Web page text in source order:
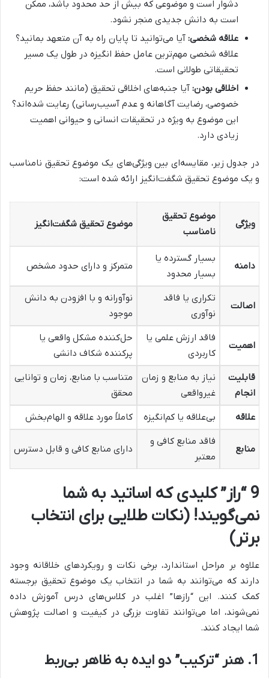
دشوار است و موضوعی که بیش از حد محدود باشد، ممکن
است به دانش جدیدی منجر نشود.
علاقه شخصی: آیا می‌توانید تا پایان راه به آن متعهد بمانید؟
علاقه شخصی مهم‌ترین عامل حفظ انگیزه در طول یک مسیر
تحقیقاتی طولانی است.
اخلاقی بودن: آیا جنبه‌های اخلاقی تحقیق (مانند حفظ حریم
خصوصی، رضایت آگاهانه و عدم آسیب‌رسانی) رعایت شده‌اند؟
این موضوع به ویژه در تحقیقات انسانی و حیوانی اهمیت
زیادی دارد.
در جدول زیر، مقایسه‌ای بین ویژگی‌های یک موضوع تحقیق نامناسب
و یک موضوع تحقیق شگفت‌انگیز ارائه شده است:
ویژگی
موضوع تحقیق
نامناسب
موضوع تحقیق شگفت‌انگیز
دامنه
بسیار گسترده یا
بسیار محدود
متمرکز و دارای حدود مشخص
اصالت
تکراری یا فاقد
نوآوری
نوآورانه و با افزودن به دانش
موجود
اهمیت
فاقد ارزش علمی یا
کاربردی
حل‌کننده مشکل واقعی یا
پرکننده شکاف دانشی
قابلیت
انجام
نیاز به منابع و زمان
غیرواقعی
متناسب با منابع، زمان و توانایی
محقق
علاقه
بی‌علاقه یا کم‌انگیزه کاملاً مورد علاقه و الهام‌بخش
منابع
فاقد منابع کافی و
معتبر
دارای منابع کافی و قابل دسترس
9 “راز” کلیدی که اساتید به شما
نمی‌گویند! (نکات طلایی برای انتخاب
برتر)
علاوه بر مراحل استاندارد، برخی نکات و رویکردهای خلاقانه وجود
دارند که می‌توانند به شما در انتخاب یک موضوع تحقیق برجسته
کمک کنند. این “رازها” اغلب در کلاس‌های درس آموزش داده
نمی‌شوند، اما می‌توانند تفاوت بزرگی در کیفیت و اصالت پژوهش
شما ایجاد کنند.
1. هنر “ترکیب” دو ایده به ظاهر بی‌ربط